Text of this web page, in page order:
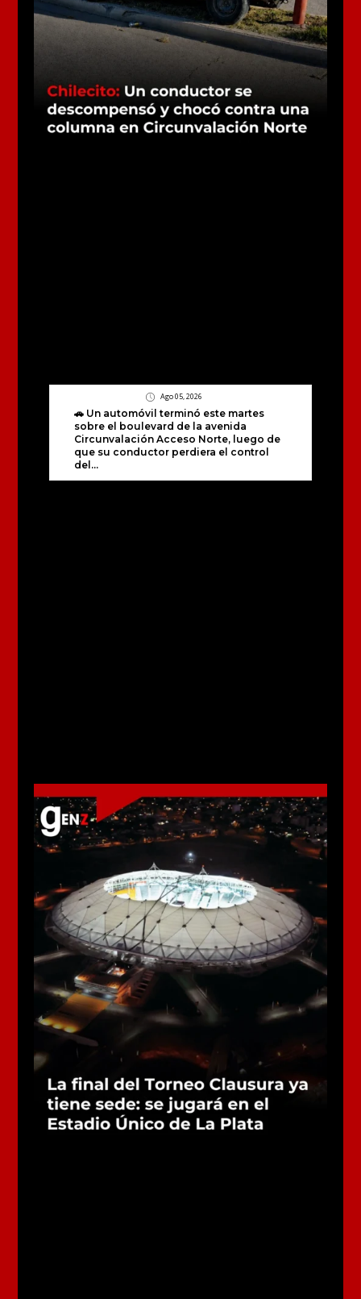
Ago 05, 2026
🚗 Un automóvil terminó este martes
sobre el boulevard de la avenida
Circunvalación Acceso Norte, luego de
que su conductor perdiera el control
del...